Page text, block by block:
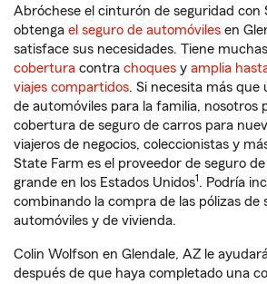
Abróchese el cinturón de seguridad con
obtenga el seguro de automóviles en
satisface sus necesidades. Tiene
cobertura contra choques y amplia
viajes compartidos. Si necesita más que
de automóviles para la familia, nosotros
cobertura de seguro de carros para
viajeros de negocios, coleccionistas y
State Farm es el proveedor de seguro
grande en los Estados Unidos1. Podría
combinando la compra de las pólizas de
automóviles y de vivienda.
Colin Wolfson en Glendale, AZ le
después de que haya completado una